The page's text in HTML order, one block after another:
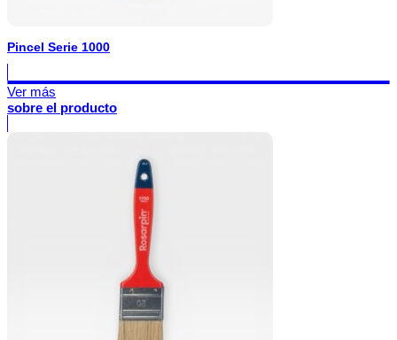
Pincel Serie 1000
Ver más
sobre el producto